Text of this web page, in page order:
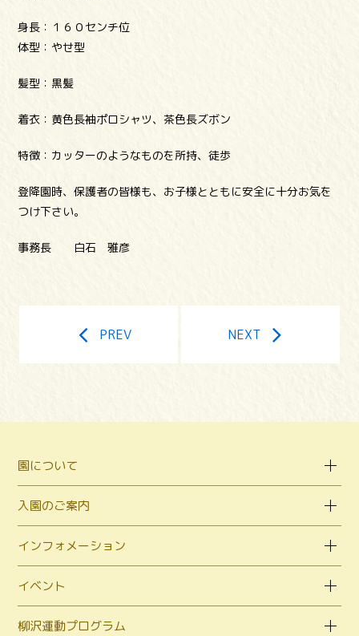
身長：１６０センチ位
体型：やせ型
髪型：黒髪
着衣：黄色長袖ポロシャツ、茶色長ズボン
特徴：カッターのようなものを所持、徒歩
登降園時、保護者の皆様も、お子様とともに安全に十分お気を
つけ下さい。
事務長 白石 雅彦
PREV NEXT
園について
入園のご案内
インフォメーション
イベント
柳沢運動プログラム